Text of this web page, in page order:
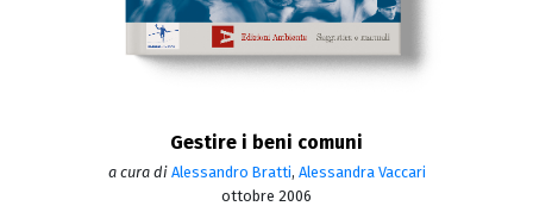
Gestire i beni comuni
a cura di Alessandro Bratti, Alessandra Vaccari
ottobre 2006